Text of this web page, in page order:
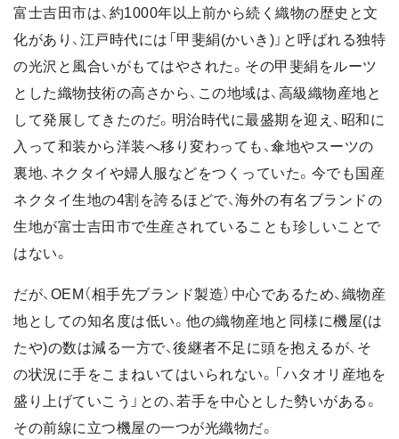
富士吉田市は、約1000年以上前から続く織物の歴史と文
化があり、江戸時代には「甲斐絹(かいき)」と呼ばれる独特
の光沢と風合いがもてはやされた。その甲斐絹をルーツ
とした織物技術の高さから、この地域は、高級織物産地と
して発展してきたのだ。明治時代に最盛期を迎え、昭和に
入って和装から洋装へ移り変わっても、傘地やスーツの
裏地、ネクタイや婦人服などをつくっていた。今でも国産
ネクタイ生地の4割を誇るほどで、海外の有名ブランドの
生地が富士吉田市で生産されていることも珍しいことで
はない。
だが、OEM（相手先ブランド製造）中心であるため、織物産
地としての知名度は低い。他の織物産地と同様に機屋(は
たや)の数は減る一方で、後継者不足に頭を抱えるが、そ
の状況に手をこまねいてはいられない。「ハタオリ産地を
盛り上げていこう」との、若手を中心とした勢いがある。
その前線に立つ機屋の一つが光織物だ。